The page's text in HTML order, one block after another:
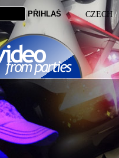
CZECH/